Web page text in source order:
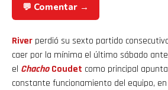
💬 Comentar →
River perdió su sexto partido
caer por la mínima el último sábado
el ChachoCoudet como principal
constante funcionamiento del equipo,